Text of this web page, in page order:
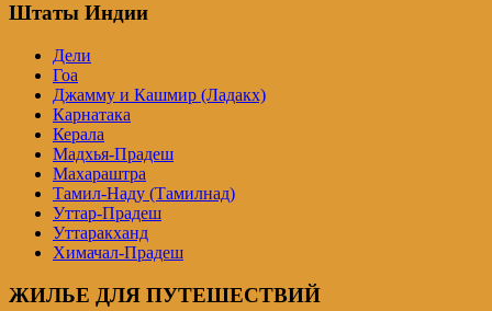
Штаты Индии
Дели
Гоа
Джамму и Кашмир (Ладакх)
Карнатака
Керала
Мадхья-Прадеш
Махараштра
Тамил-Наду (Тамилнад)
Уттар-Прадеш
Уттаракханд
Химачал-Прадеш
ЖИЛЬЕ ДЛЯ ПУТЕШЕСТВИЙ